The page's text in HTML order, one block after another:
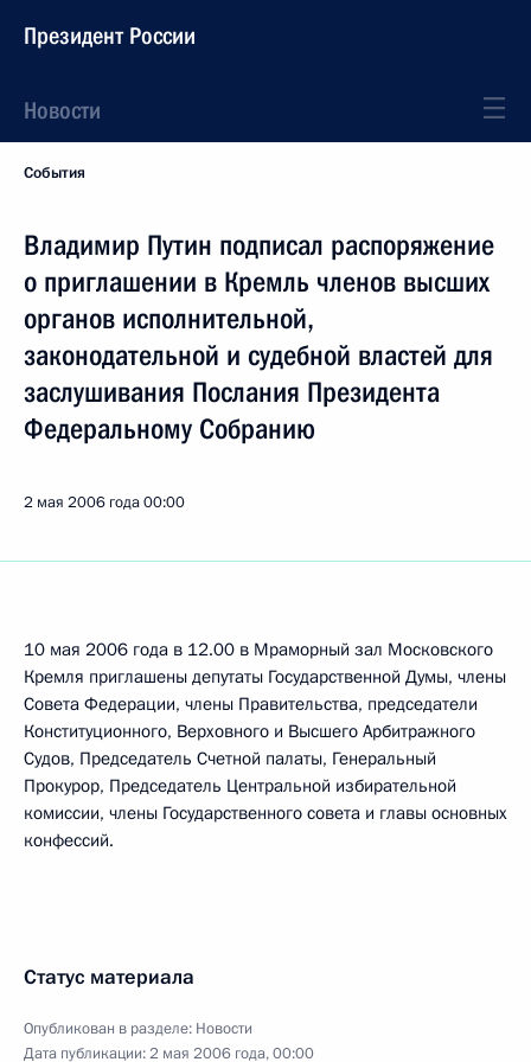
Президент России
Новости
События
Владимир Путин подписал распоряжение
о приглашении в Кремль членов высших
органов исполнительной,
законодательной и судебной властей для
заслушивания Послания Президента
Федеральному Собранию
2 мая 2006 года00:00
10 мая 2006 года в 12.00 в Мраморный зал Московского
Кремля приглашены депутаты Государственной Думы, члены
Совета Федерации, члены Правительства, председатели
Конституционного, Верховного и Высшего Арбитражного
Судов, Председатель Счетной палаты, Генеральный
Прокурор, Председатель Центральной избирательной
комиссии, члены Государственного совета и главы основных
конфессий.
Статус материала
Опубликован в разделе: Новости
Дата публикации:2 мая 2006 года, 00:00